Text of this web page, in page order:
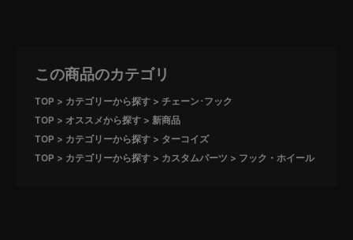
この商品のカテゴリ
TOP カテゴリーから探す
チェーン･フック
TOP
オススメから探す
新商品
TOP
カテゴリーから探す
ターコイズ
TOP
カテゴリーから探す カスタムパーツ フック・ホイール